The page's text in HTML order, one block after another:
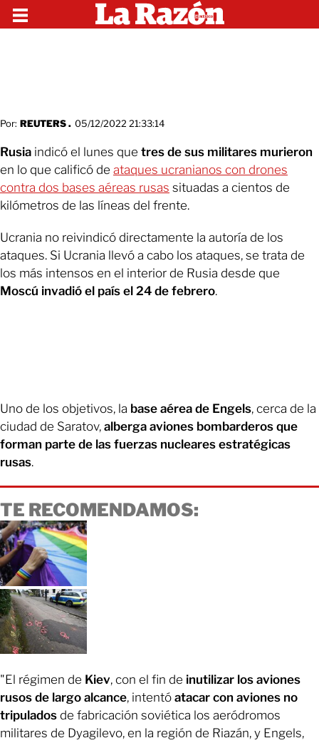
Por: REUTERS . 05/12/2022 21:33:14
Rusia indicó el lunes que tres de sus militares murieron
en lo que calificó de ataques ucranianos con drones
contra dos bases aéreas rusas situadas a cientos de
kilómetros de las líneas del frente.
Ucrania no reivindicó directamente la autoría de los
ataques. Si Ucrania llevó a cabo los ataques, se trata de
los más intensos en el interior de Rusia desde que
Moscú invadió el país el 24 de febrero.
Uno de los objetivos, la base aérea de Engels, cerca de la
ciudad de Saratov, alberga aviones bombarderos que
forman parte de las fuerzas nucleares estratégicas
rusas.
TE RECOMENDAMOS:
"El régimen de Kiev, con el fin de inutilizar los aviones
rusos de largo alcance, intentó atacar con aviones no
tripulados de fabricación soviética los aeródromos
militares de Dyagilevo, en la región de Riazán, y Engels,